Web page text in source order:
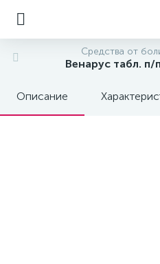
Средства от
Венарус табл.
Описание